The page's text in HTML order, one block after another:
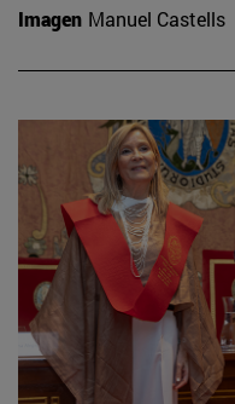
Imagen Manuel Castells